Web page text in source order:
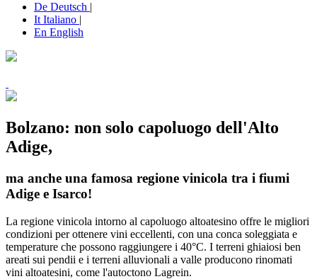
De Deutsch |
It Italiano |
En English
Bolzano: non solo capoluogo dell'Alto
Adige,
ma anche una famosa regione vinicola tra i fiumi
Adige e Isarco!
La regione vinicola intorno al capoluogo altoatesino offre le migliori
condizioni per ottenere vini eccellenti, con una conca soleggiata e
temperature che possono raggiungere i 40°C. I terreni ghiaiosi ben
areati sui pendii e i terreni alluvionali a valle producono rinomati
vini altoatesini, come l'autoctono Lagrein.